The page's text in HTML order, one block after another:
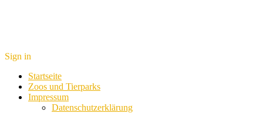
Sign in
Startseite
Zoos und Tierparks
Impressum
Datenschutzerklärung